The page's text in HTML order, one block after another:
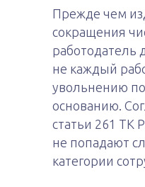
Прежде чем
сокращения
работодатель
не каждый
увольнению
основанию.
статьи 261 ТК
не попадают
категории